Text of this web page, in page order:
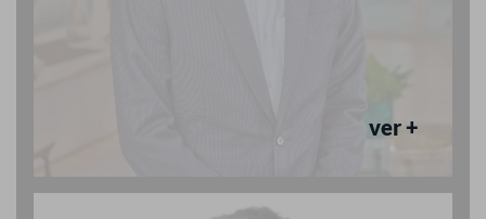
ver +